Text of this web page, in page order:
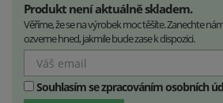
Produkt není aktuálně skladem.
Věříme, že se na výrobek moc těšíte. Zanechte
ozveme hned, jakmile bude zase k dispozici.
Souhlasím se zpracováním osobních